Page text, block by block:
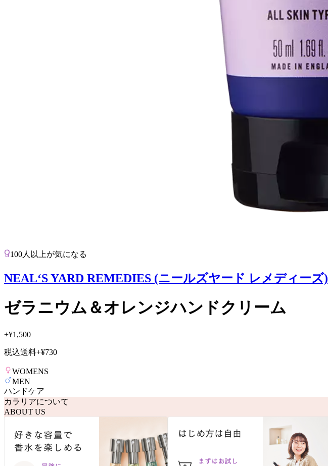
100人以上が気になる
NEAL‘S YARD REMEDIES (ニールズヤード レメディーズ)
ゼラニウム＆オレンジハンドクリーム
+¥1,500
税込送料+¥730
WOMENS
MEN
ハンドケア
カラリアについて
ABOUT US